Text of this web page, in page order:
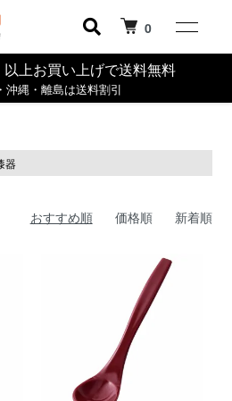
0
上お買い上げで送料無料
沖縄・離島は送料割引
器
おすすめ順 価格順 新着順